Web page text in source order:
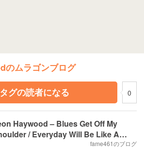
のムラゴンブログ
グの読者になる
0
Haywood – Blues Get Off My
/ Everyday Will Be Like A
fame461のブログ